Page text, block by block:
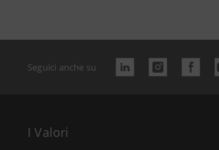
Seguici anche su
I Valori